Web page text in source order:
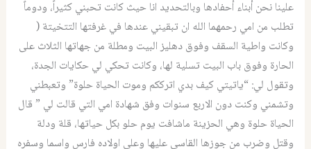
علينا نحن أبناء أحفادها وبالتحديد انا حيث كانت تحبني كثيراً، ودوماً
تطلب من امي رحمهما الله ان تبقيني عندها في غرفتها التتخيتة (
وكانت واطية السقف وفوق دهليز البيت ومطلة من جهاتها الثلاث على
الحارة وفوق باب البيت تسلية لها، وكانت تحكي لي حكايات الجدة،
وتقول لي: “ياتيتي كيف بدي اترككم وموت الحياة حلوة” وتعبطني
وتشمني وكنت دون الاربع سنوات وفق شهادة امي التي قالت لي ” قال
الحياة حلوة وهي الحزينة ماشافت يوم حلو بكل حياتها، قلة ودلة
وقتل وضرب من جوزها القاسي عليها وعلى اولاده فارس واسما وسفره